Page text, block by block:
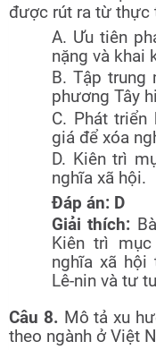
được rút ra từ
A. Ưu tiên
nặng và khai
B. Tập
phương Tây
C. Phát triển
giá để xóa
D. Kiên trì
nghĩa xã hội.
Đáp án: D
Giải thích:
Kiên trì
nghĩa xã hội
Lê-nin và tư
Câu 8. Mô tả xu
theo ngành ở Việt